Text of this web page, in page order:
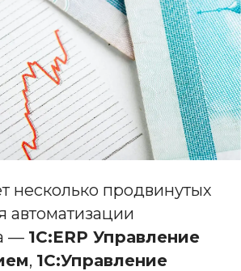
несколько продвинутых
— 1С:ERP Управление
, 1С:Управление